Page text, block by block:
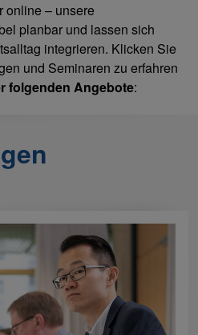
online – unsere
planbar und lassen sich
integrieren. Klicken Sie
und Seminaren zu erfahren
folgenden Angebote: